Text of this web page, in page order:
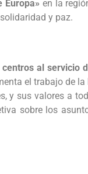
Europa» en la
y paz.
centros al servicio
el trabajo de la
y sus valores a
sobre los